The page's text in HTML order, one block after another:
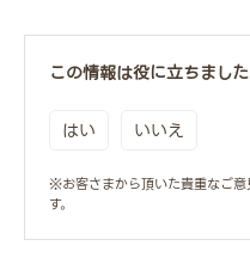
この情報は役に立ちまし
はい いいえ
※お客さまから頂いた貴重なご
す。